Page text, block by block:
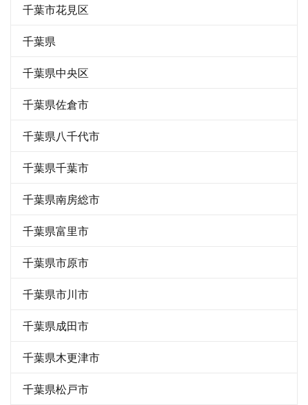
千葉市花見区
千葉県
千葉県中央区
千葉県佐倉市
千葉県八千代市
千葉県千葉市
千葉県南房総市
千葉県富里市
千葉県市原市
千葉県市川市
千葉県成田市
千葉県木更津市
千葉県松戸市